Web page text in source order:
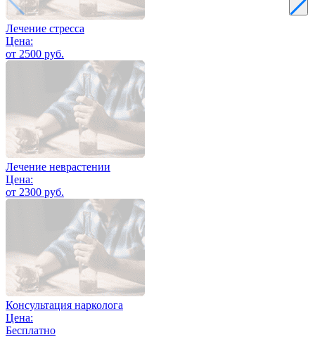
Лечение стресса
Цена:
от 2500 руб.
Лечение неврастении
Цена:
от 2300 руб.
Консультация нарколога
Цена:
Бесплатно